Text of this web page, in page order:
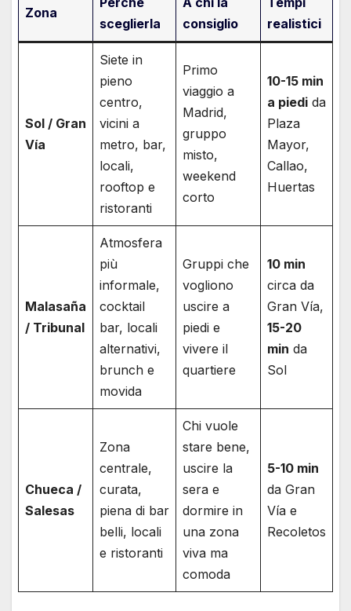
Zona
sceglierla
consiglio
realistici
Sol / Gran
Vía
Siete in
pieno
centro,
vicini a
metro, bar,
locali,
rooftop e
ristoranti
Primo
viaggio a
Madrid,
gruppo
misto,
weekend
corto
10-15 min
a piedi da
Plaza
Mayor,
Callao,
Huertas
Malasaña
/ Tribunal
Atmosfera
più
informale,
cocktail
bar, locali
alternativi,
brunch e
movida
Gruppi che
vogliono
uscire a
piedi e
vivere il
quartiere
10 min
circa da
Gran Vía,
15-20
min da
Sol
Chueca /
Salesas
Zona
centrale,
curata,
piena di bar
belli, locali
e ristoranti
Chi vuole
stare bene,
uscire la
sera e
dormire in
una zona
viva ma
comoda
5-10 min
da Gran
Vía e
Recoletos